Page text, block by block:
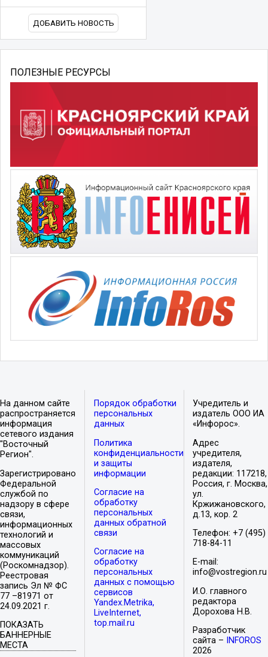
ДОБАВИТЬ НОВОСТЬ
ПОЛЕЗНЫЕ РЕСУРСЫ
На данном сайте
распространяется
информация
сетевого издания
"Восточный
Регион".
Зарегистрировано
Федеральной
службой по
надзору в сфере
связи,
информационных
технологий и
массовых
коммуникаций
(Роскомнадзор).
Реестровая
запись Эл № ФС
77 –81971 от
24.09.2021 г.
ПОКАЗАТЬ
БАННЕРНЫЕ
МЕСТА
Порядок обработки
персональных
данных
Политика
конфиденциальности
и защиты
информации
Согласие на
обработку
персональных
данных обратной
связи
Согласие на
обработку
персональных
данных с помощью
сервисов
Yandex.Metrika,
LiveInternet,
top.mail.ru
Учредитель и
издатель ООО ИА
«Инфорос».
Адрес
учредителя,
издателя,
редакции: 117218,
Россия, г. Москва,
ул.
Кржижановского,
д.13, кор. 2
Телефон: +7 (495)
718-84-11
E-mail:
info@vostregion.ru
И.О. главного
редактора
Дорохова Н.В.
Разработчик
сайта –
INFOROS
2026